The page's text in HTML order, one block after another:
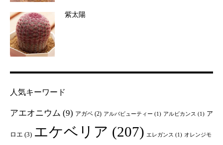
紫太陽
人気キーワード
アエオニウム (9) アガベ (2) アルバビューティー (1) アルビカンス (1) ア
ロエ (3) エケベリア (207) エレガンス (1) オレンジモ